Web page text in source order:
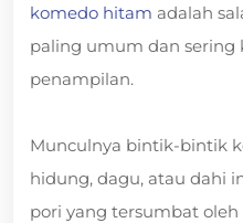
komedo hitam adalah
paling umum dan sering
penampilan.
Munculnya bintik-bintik
hidung, dagu, atau dahi
pori yang tersumbat